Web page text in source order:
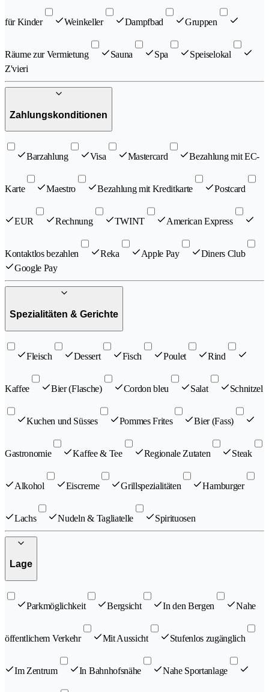
für Kinder Weinkeller Dampfbad Gruppen
Räume zur Vermietung Sauna Spa
Speiselokal
Z'vieri
Zahlungskonditionen
Barzahlung Visa Mastercard Bezahlung mit EC-
Karte Maestro Bezahlung mit Kreditkarte Postcard
EUR Rechnung TWINT American Express
Kontaktlos bezahlen Reka Apple Pay
Diners Club
Google Pay
Spezialitäten & Gerichte
Fleisch Dessert Fisch Poulet Rind
Kaffee Bier (Flasche) Cordon bleu Salat Schnitzel
Kuchen und Süsses Pommes Frites Bier (Fass)
Gastronomie Kaffee & Tee Regionale Zutaten Steak
Alkohol Eiscreme Grillspezialitäten Hamburger
Lachs Nudeln & Tagliatelle Spirituosen
Lage
Parkmöglichkeit Bergsicht In den Bergen Nahe
öffentlichem Verkehr Mit Aussicht Stufenlos zugänglich
Im Zentrum In Bahnhofsnähe Nahe Sportanlage